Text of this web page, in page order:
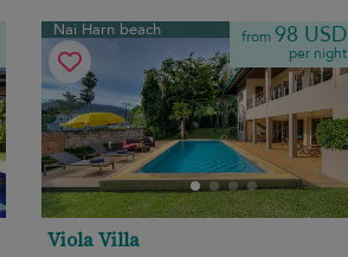
Nai Harn beach from 98 USD
per night
Viola Villa